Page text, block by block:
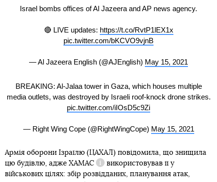
Israel bombs offices of Al Jazeera and AP news agency.
🔴 LIVE updates: https://t.co/RvtP1lEX1x
pic.twitter.com/bKCVO9vjnB
— Al Jazeera English (@AJEnglish) May 15, 2021
BREAKING: Al-Jalaa tower in Gaza, which houses multiple
media outlets, was destroyed by Israeli roof-knock drone strikes.
pic.twitter.com/iIOsD5c9Zi
— Right Wing Cope (@RightWingCope) May 15, 2021
Армія оборони Ізраїлю (ЦАХАЛ) повідомила, що знищила
цю будівлю, адже ХАМАС
Довідка
використовував її у
військових цілях: збір розвідданих, планування атак,